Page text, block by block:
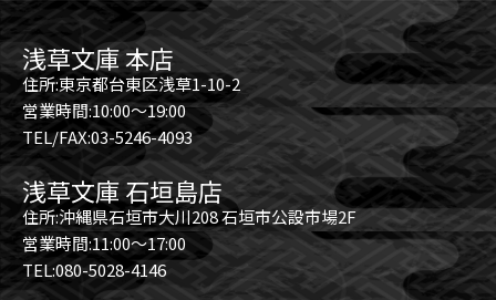
浅草文庫 本店
住所:東京都台東区浅草1-10-2
営業時間:10:00～19:00
TEL/FAX:03-5246-4093
浅草文庫 石垣島店
住所:沖縄県石垣市大川208 石垣市公設市場2F
営業時間:11:00～17:00
TEL:080-5028-4146